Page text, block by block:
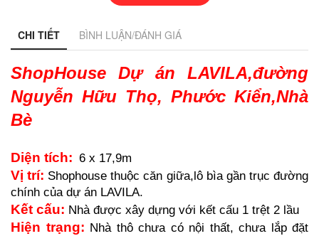
CHI TIẾT BÌNH LUẬN/ĐÁNH GIÁ
ShopHouse Dự án LAVILA,đường
Nguyễn Hữu Thọ, Phước Kiển,Nhà
Bè
Diện tích: 6 x 17,9m
Vị trí: Shophouse thuộc căn giữa,lô bìa gần trục đường
chính của dự án LAVILA.
Kết cấu: Nhà được xây dựng với kết cấu 1 trệt 2 lầu
Hiện trạng: Nhà thô chưa có nội thất, chưa lắp đặt